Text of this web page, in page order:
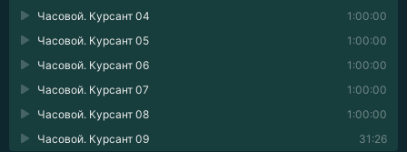
1:00:00
Часовой. Курсант 04
1:00:00
Часовой. Курсант 05
1:00:00
Часовой. Курсант 06
1:00:00
Часовой. Курсант 07
1:00:00
Часовой. Курсант 08
31:26
Часовой. Курсант 09